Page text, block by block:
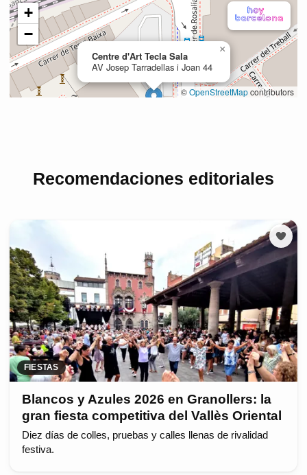
Recomendaciones editoriales
FIESTAS
Blancos y Azules 2026 en Granollers: la
gran fiesta competitiva del Vallès Oriental
Diez días de colles, pruebas y calles llenas de rivalidad
festiva.